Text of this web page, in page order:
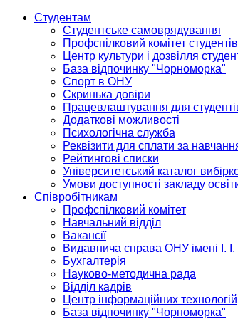
Студентам
Студентське самоврядування
Профспілковий комітет студентів
Центр культури і дозвілля
База відпочинку "Чорноморка"
Спорт в ОНУ
Скринька довіри
Працевлаштування для
Додаткові можливості
Психологічна служба
Реквізити для сплати за
Рейтингові списки
Університетський каталог
Умови доступності закладу
Співробітникам
Профспілковий комітет
Навчальний відділ
Вакансії
Видавнича справа ОНУ імені І.
Бухгалтерія
Науково-методична рада
Відділ кадрів
Центр інформаційних технологій
База відпочинку "Чорноморка"